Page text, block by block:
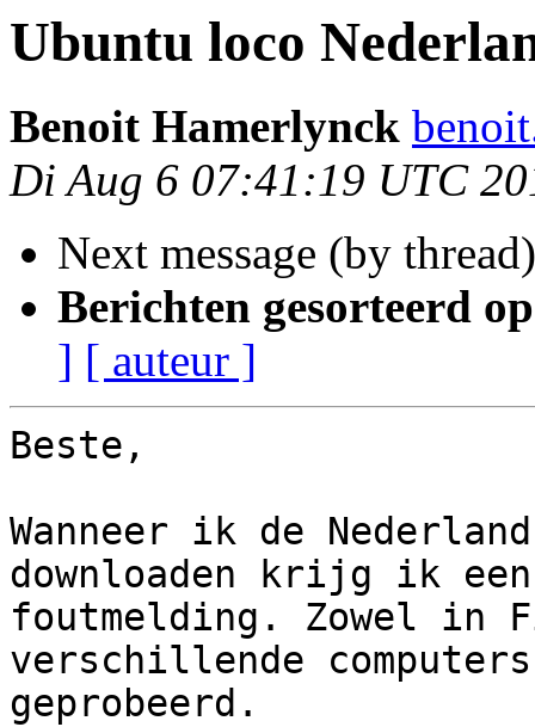
Ubuntu loco
Benoit Hamerlynck
Di Aug 6 07:41:19 UTC
Next message (by
Berichten gesorteerd
] [ auteur ]
Beste,
Wanneer ik de
downloaden krijg ik een
foutmelding. Zowel in
verschillende computers
geprobeerd.